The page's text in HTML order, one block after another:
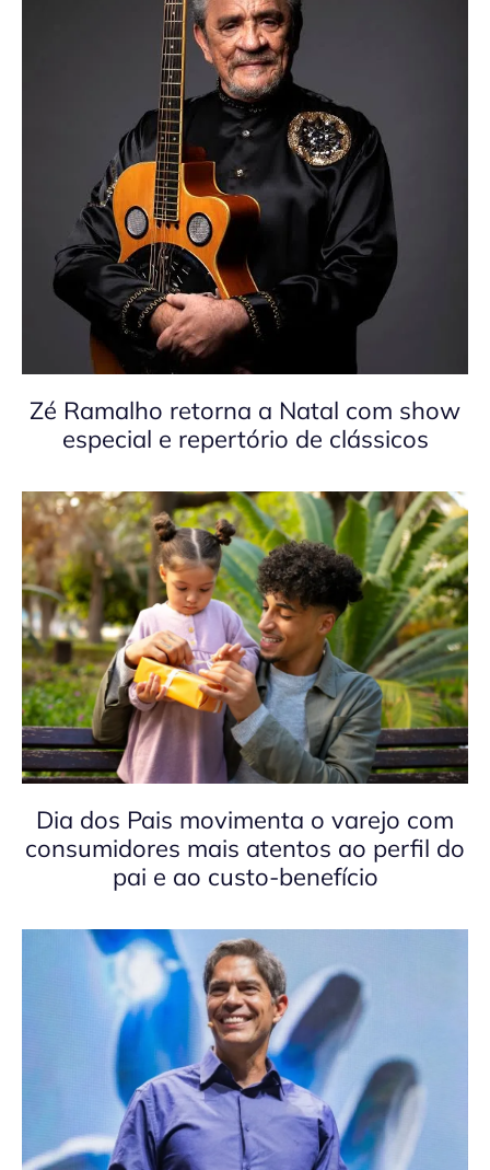
Zé Ramalho retorna a Natal com show
especial e repertório de clássicos
Dia dos Pais movimenta o varejo com
consumidores mais atentos ao perfil do
pai e ao custo-benefício